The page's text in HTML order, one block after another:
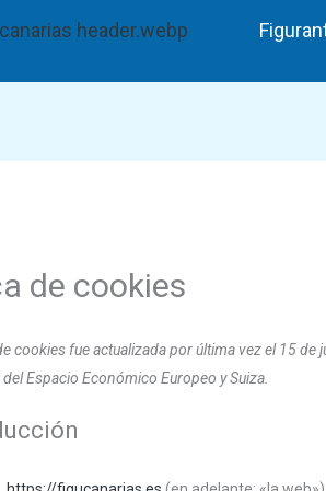
de cookies
cookies fue actualizada por última vez el 15
Espacio Económico Europeo y Suiza.